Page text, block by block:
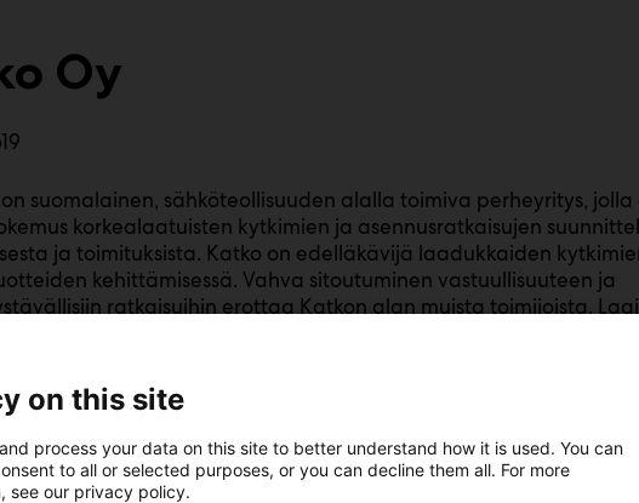
Oy
suomalainen, sähköteollisuuden alalla toimiva perheyritys, jolla
korkealaatuisten kytkimien ja asennusratkaisujen
ja toimituksista. Katko on edelläkävijä laadukkaiden
kehittämisessä. Vahva sitoutuminen vastuullisuuteen ja
ratkaisuihin erottaa Katkon alan muista toimijoista.
sekä Suomessa ja Puolassa sijaitsevien tuotantolaitosten
saatavilla jo yli 70 maassa ympäri maailmaa.
on this site
process your data on this site to better understand how it is used. You can
to all or selected purposes, or you can decline them all. For more
see our privacy policy.